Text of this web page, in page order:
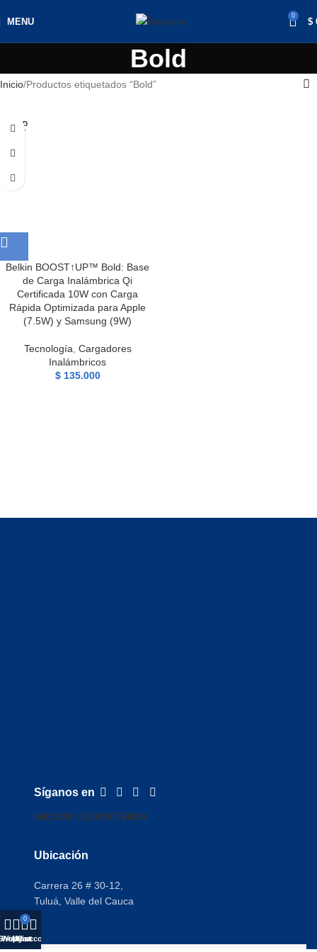
MENU
0
$
Bold
Inicio Productos etiquetados “Bold”
SOLD
OUT
Belkin BOOST↑UP™ Bold: Base
de Carga Inalámbrica Qi
Certificada 10W con Carga
Rápida Optimizada para Apple
(7.5W) y Samsung (9W)
Tecnología Cargadores
Inalámbricos
$135.000
Síganos en
INICIOMI CUENTATIENDA
Ubicación
Carrera 26 # 30-12,
Tuluá, Valle del Cauca
Wishlist
0
Cart
My account